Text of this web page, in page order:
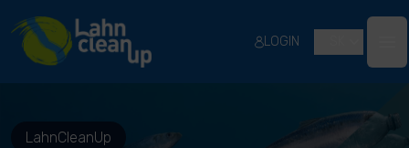
River Cleanup
LOGIN
LahnCleanUp